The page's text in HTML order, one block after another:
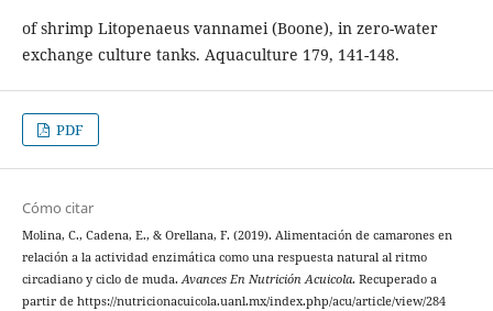
of shrimp Litopenaeus vannamei (Boone), in zero-water
exchange culture tanks. Aquaculture 179, 141-148.
PDF
Cómo citar
Molina, C., Cadena, E., & Orellana, F. (2019). Alimentación de camarones en
relación a la actividad enzimática como una respuesta natural al ritmo
circadiano y ciclo de muda.Avances En Nutrición Acuicola. Recuperado a
partir de https://nutricionacuicola.uanl.mx/index.php/acu/article/view/284